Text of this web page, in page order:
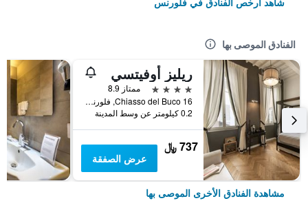
الفنادق الموصى بها
ريليز أوفيتسي
4 نجوم
ممتاز 8.9
Chiasso del Buco 16, فلورنس, توسكانا, إيطاليا
0.2 كيلومتر عن وسط المدينة
737 ﷼
عرض الصفقة
مشاهدة الفنادق الأخرى الموصى بها